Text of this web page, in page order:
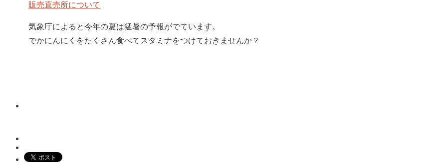
販売直売所について
気象庁によると今年の夏は猛暑の予報がでています。
でかにんにくをたくさん食べてスタミナをつけておきませんか？